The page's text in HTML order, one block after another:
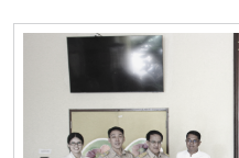
for Graduate Study and
(SEARCA) นับเป็นรางวัลเ
เก่าทุน SEARCA ผู้มีความส
และสร้างคุณูปการสำคัญต่อ
และสังคมอย่างยั่งยืนรางวัล